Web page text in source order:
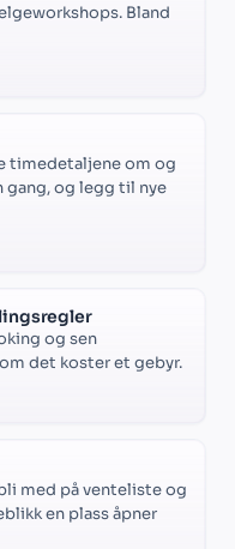
Bland
timedetaljene om og
gang, og legg til nye
og sen
det koster et gebyr.
med på venteliste og
en plass åpner